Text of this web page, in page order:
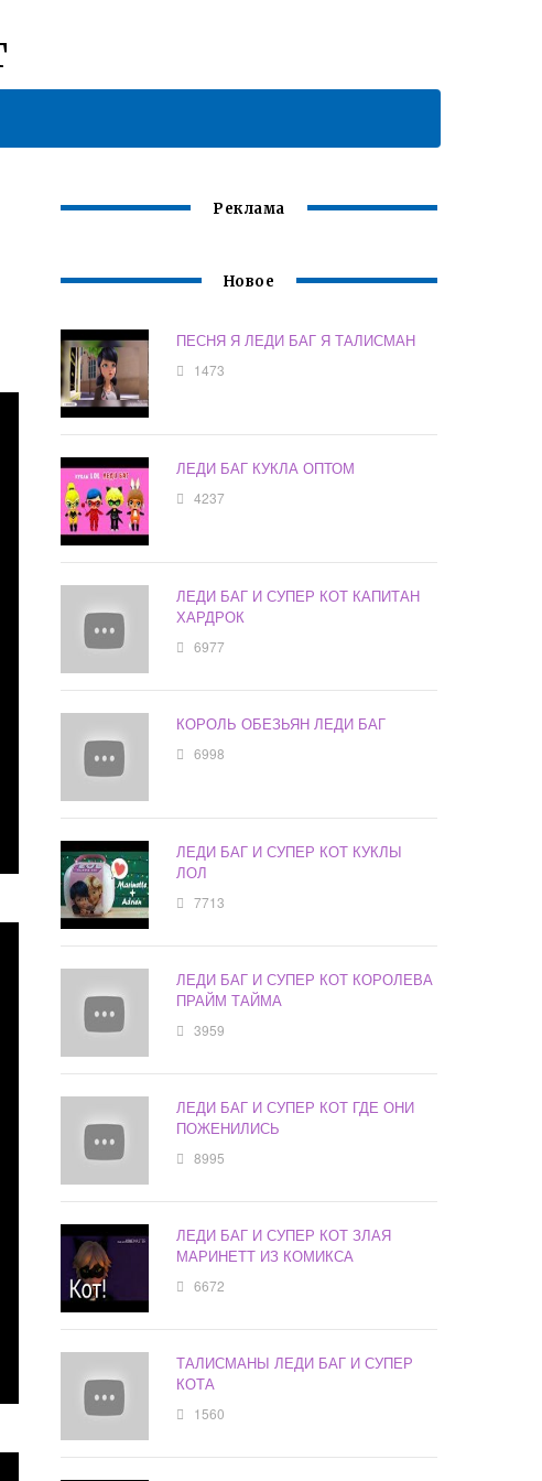
Реклама
Новое
ПЕСНЯ Я ЛЕДИ БАГ Я ТАЛИСМАН
1473
ЛЕДИ БАГ КУКЛА ОПТОМ
4237
ЛЕДИ БАГ И СУПЕР КОТ КАПИТАН
ХАРДРОК
6977
КОРОЛЬ ОБЕЗЬЯН ЛЕДИ БАГ
6998
ЛЕДИ БАГ И СУПЕР КОТ КУКЛЫ
ЛОЛ
7713
ЛЕДИ БАГ И СУПЕР КОТ КОРОЛЕВА
ПРАЙМ ТАЙМА
3959
ЛЕДИ БАГ И СУПЕР КОТ ГДЕ ОНИ
ПОЖЕНИЛИСЬ
8995
ЛЕДИ БАГ И СУПЕР КОТ ЗЛАЯ
МАРИНЕТТ ИЗ КОМИКСА
6672
ТАЛИСМАНЫ ЛЕДИ БАГ И СУПЕР
КОТА
1560